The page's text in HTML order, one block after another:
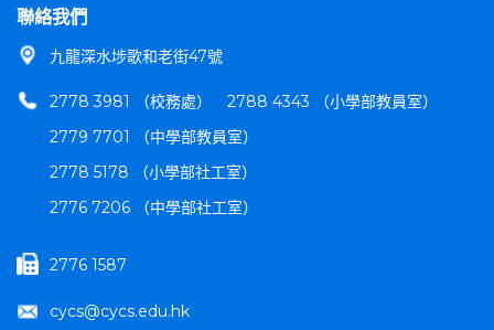
聯絡我們
九龍深水埗歌和老街47號
2778 3981 （校務處）
2788 4343 （小學部教員室）
2779 7701 （中學部教員室）
2778 5178 （小學部社工室）
2776 7206 （中學部社工室）
2776 1587
cycs@cycs.edu.hk